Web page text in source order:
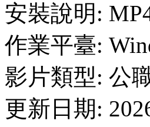
安裝說明:
作業平臺:
影片類型: 公
更新日期: